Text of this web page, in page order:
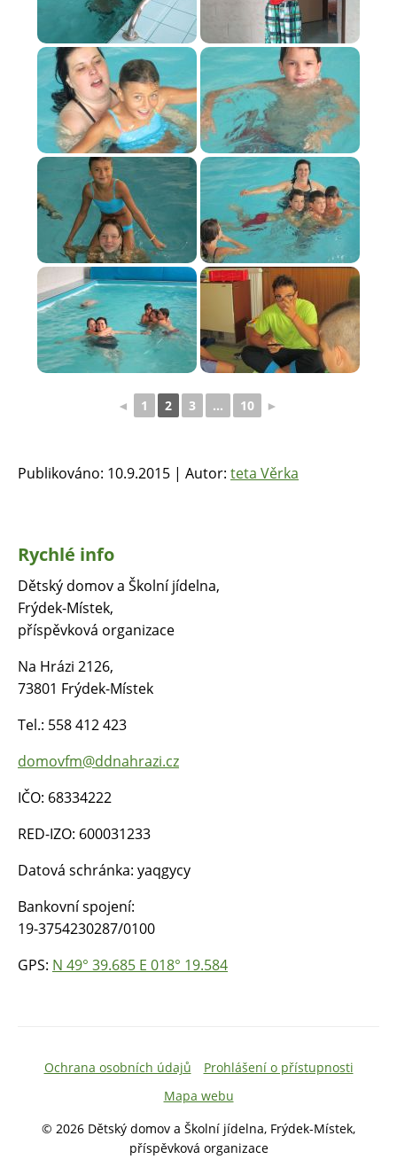
◄ 1 2 3 ... 10 ►
Publikováno: 10.9.2015 | Autor: teta Věrka
Rychlé info
Dětský domov a Školní jídelna,
Frýdek-Místek,
příspěvková organizace
Na Hrázi 2126,
73801 Frýdek-Místek
Tel.: 558 412 423
domovfm@ddnahrazi.cz
IČO: 68334222
RED-IZO: 600031233
Datová schránka: yaqgycy
Bankovní spojení:
19-3754230287/0100
GPS: N 49° 39.685 E 018° 19.584
Ochrana osobních údajů
Prohlášení o přístupnosti
Mapa webu
© 2026 Dětský domov a Školní jídelna, Frýdek-Místek,
příspěvková organizace